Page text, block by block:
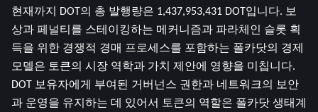
현재까지 DOT의 총 발행량은 1,437,953,431 DOT입니다. 보
상과 페널티를 스테이킹하는 메커니즘과 파라체인 슬롯 획
득을 위한 경쟁적 경매 프로세스를 포함하는 폴카닷의 경제
모델은 토큰의 시장 역학과 가치 제안에 영향을 미칩니다.
DOT 보유자에게 부여된 거버넌스 권한과 네트워크의 보안
과 운영을 유지하는 데 있어서 토큰의 역할은 폴카닷 생태계